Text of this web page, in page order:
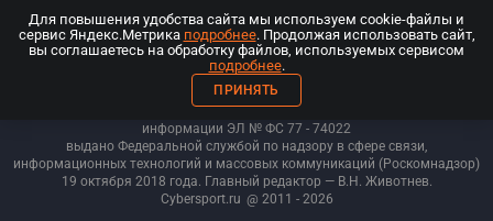
© ООО «Киберспорт.ру» — Все права защищены
18+
ООО «Киберспорт.ру». Свидетельство о регистрации средств массовой
информации ЭЛ № ФС 77 - 74022
выдано Федеральной службой по надзору в сфере связи,
информационных технологий и массовых коммуникаций (Роскомнадзор)
19 октября 2018 года. Главный редактор — В.Н. Животнев.
Cybersport.ru @ 2011 - 2026
Для повышения удобства сайта мы используем cookie-файлы и
сервис Яндекс.Метрика подробнее. Продолжая использовать сайт,
вы соглашаетесь на обработку файлов, используемых сервисом
подробнее.
ПРИНЯТЬ